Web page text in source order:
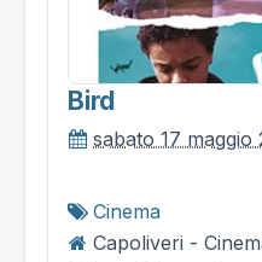
Bird
sabato 17 maggio
Cinema
Capoliveri -